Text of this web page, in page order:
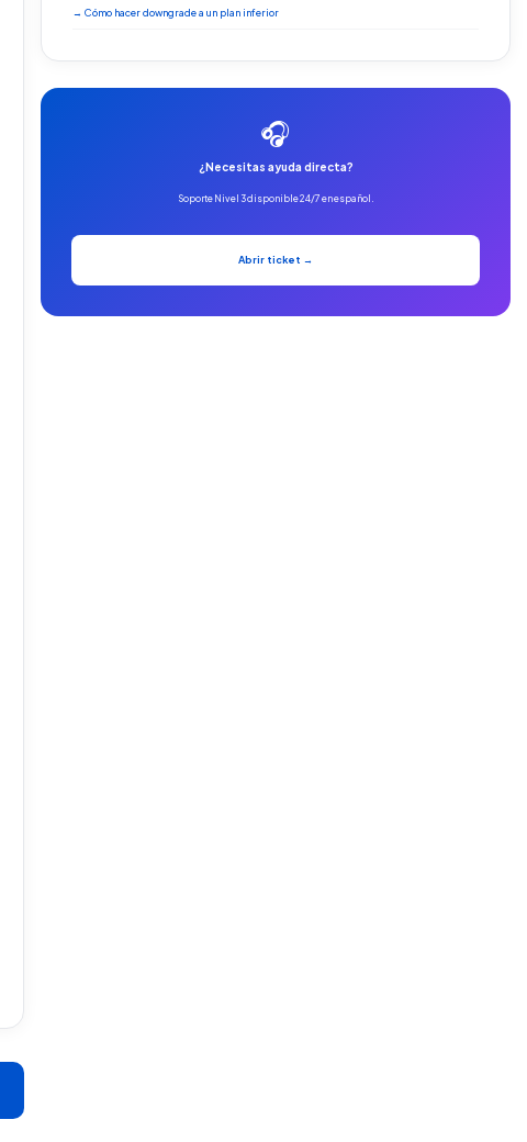
→ Cómo hacer downgrade a un plan inferior
🎧
¿Necesitas ayuda directa?
Soporte Nivel 3 disponible 24/7 en español.
Abrir ticket →